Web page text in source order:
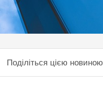
Поділіться цією новиною